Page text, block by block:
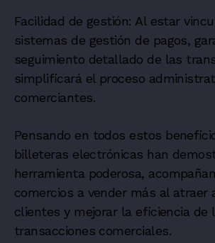
Facilidad de gestión: Al estar
sistemas de gestión de pagos,
seguimiento detallado de las
simplificará el proceso
comerciantes.
Pensando en todos estos
billeteras electrónicas han
herramienta poderosa,
comercios a vender más al atraer
clientes y mejorar la eficiencia de
transacciones comerciales.